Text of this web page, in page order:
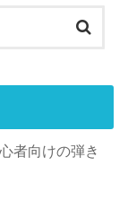
者向けの弾き